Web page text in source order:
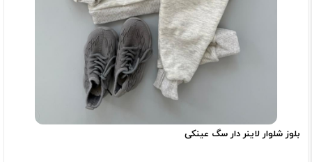
بلوز شلوار لاینر دار سگ عینکی